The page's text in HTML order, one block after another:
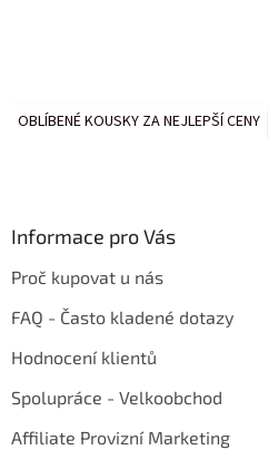
OBLÍBENÉ KOUSKY ZA NEJLEPŠÍ CENY
Informace pro Vás
Proč kupovat u nás
FAQ - Často kladené dotazy
Hodnocení klientů
Spolupráce - Velkoobchod
Affiliate Provizní Marketing